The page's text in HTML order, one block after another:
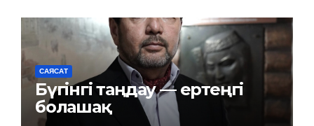
САЯСАТ
Бүгінгі таңдау — ертеңгі
болашақ